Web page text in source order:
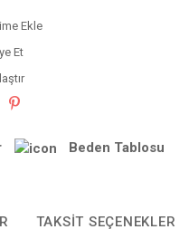
Et
Beden Tablosu
TAKSIT SEÇENEKLERI